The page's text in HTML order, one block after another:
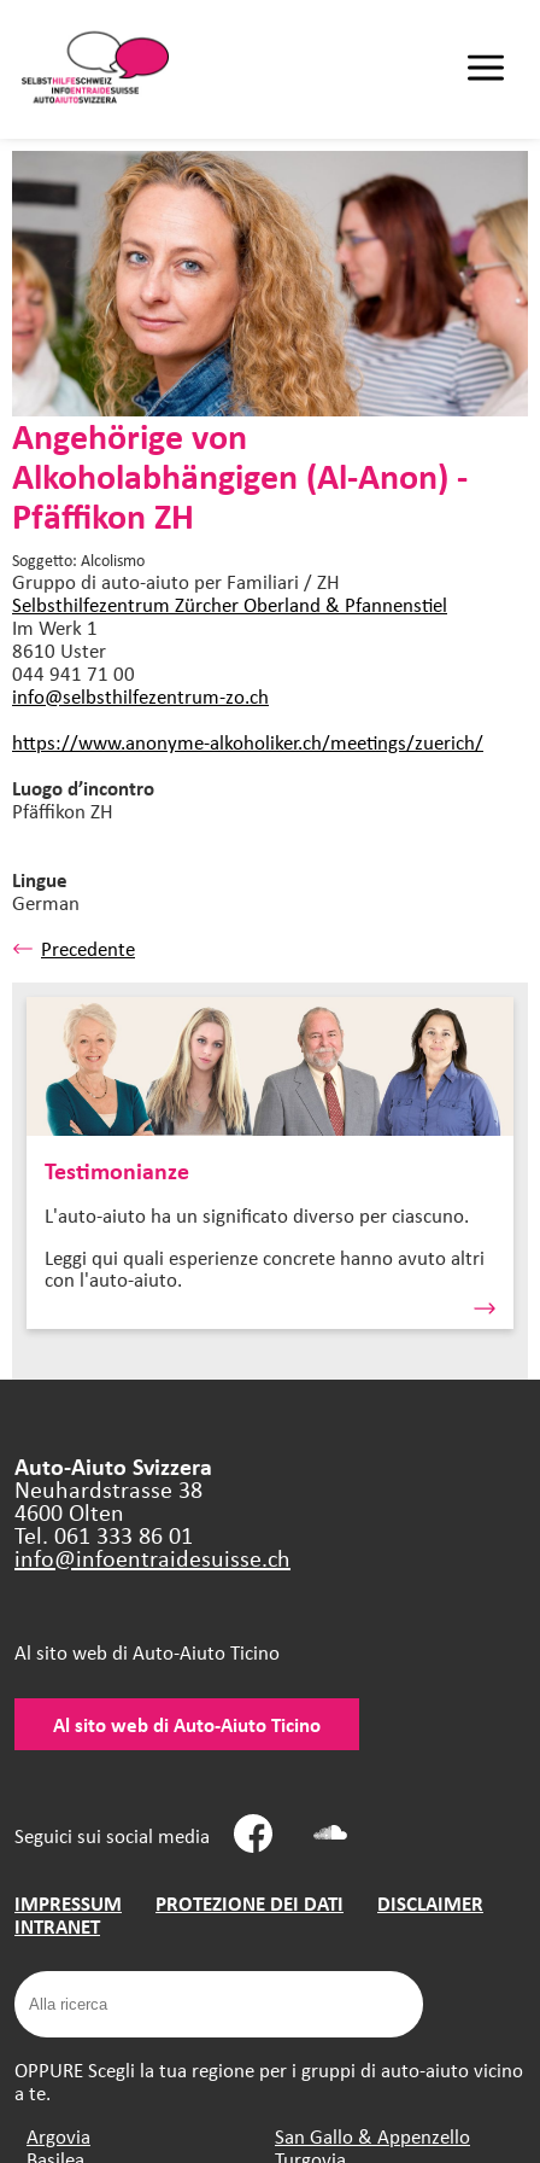
Angehörige von
Alkoholabhängigen (Al-Anon) -
Pfäffikon ZH
Soggetto: Alcolismo
Gruppo di auto-aiuto per Familiari / ZH
Selbsthilfezentrum Zürcher Oberland & Pfannenstiel
Im Werk 1
8610 Uster
044 941 71 00
info@selbsthilfezentrum-zo.ch
https://www.anonyme-alkoholiker.ch/meetings/zuerich/
Luogo d’incontro
Pfäffikon ZH
Lingue
German
Precedente
Testimonianze
L'auto-aiuto ha un significato diverso per ciascuno.
Leggi qui quali esperienze concrete hanno avuto altri
con l'auto-aiuto.
Auto-Aiuto Svizzera
Neuhardstrasse 38
4600 Olten
Tel. 061 333 86 01
info@infoentraidesuisse.ch
Al sito web di Auto-Aiuto Ticino
Al sito web di Auto-Aiuto Ticino
Seguici sui social media
IMPRESSUM PROTEZIONE DEI DATI
DISCLAIMER
INTRANET
OPPURE Scegli la tua regione per i gruppi di auto-aiuto vicino
a te.
Argovia
San Gallo & Appenzello